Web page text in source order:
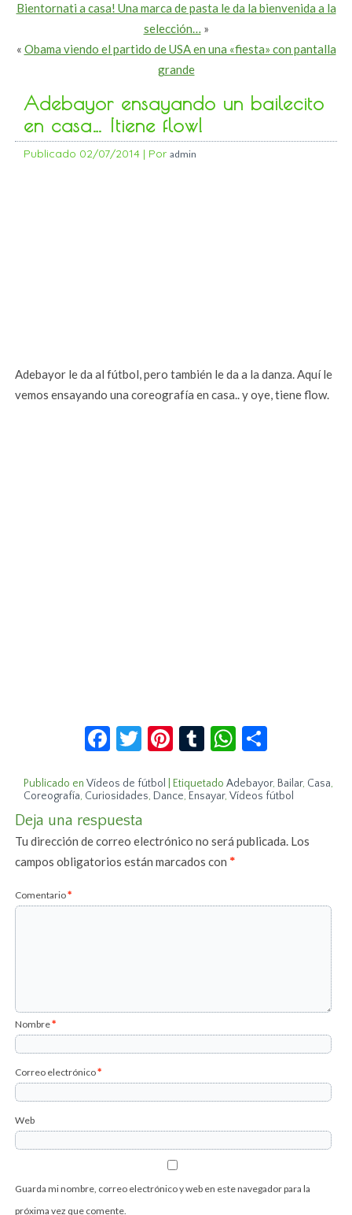
Bientornati a casa! Una marca de pasta le da la bienvenida a la
selección… »
« Obama viendo el partido de USA en una «fiesta» con pantalla
grande
Adebayor ensayando un bailecito
en casa… ¡tiene flow!
Publicado 02/07/2014 | Por admin
Adebayor le da al fútbol, pero también le da a la danza. Aquí le
vemos ensayando una coreografía en casa.. y oye, tiene flow.
Facebook
Twitter
Pinterest
TumblrWhatsApp
Publicado en Vídeos de fútbol Etiquetado Adebayor, Bailar, Casa,
Coreografía, Curiosidades, Dance, Ensayar,Vídeos fútbol
Deja una respuesta
Tu dirección de correo electrónico no será publicada. Los
campos obligatorios están marcados con*
Comentario*
Nombre*
Correo electrónico*
Web
Guarda mi nombre, correo electrónico y web en este navegador para la
próxima vez que comente.